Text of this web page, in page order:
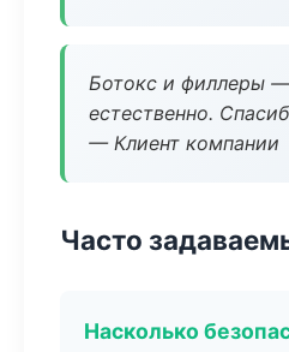
Ботокс и филлеры
естественно.
— Клиент компании
Часто
Насколько